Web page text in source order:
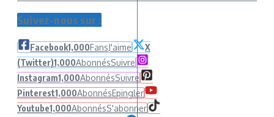
Suivez-nous sur :
Facebook1,000FansJ'aime
X
(Twitter)1,000AbonnésSuivre
Instagram1,000AbonnésSuivre
Pinterest1,000AbonnésEpingler
Youtube1,000AbonnésS'abonner